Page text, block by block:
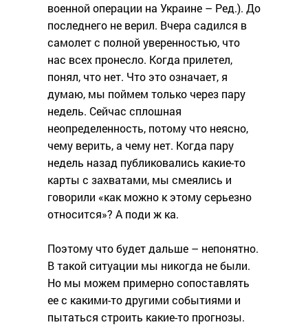
военной операции на Украине – Ред.). До
последнего не верил. Вчера садился в
самолет с полной уверенностью, что
нас всех пронесло. Когда прилетел,
понял, что нет. Что это означает, я
думаю, мы поймем только через пару
недель. Сейчас сплошная
неопределенность, потому что неясно,
чему верить, а чему нет. Когда пару
недель назад публиковались какие-то
карты с захватами, мы смеялись и
говорили «как можно к этому серьезно
относится»? А поди ж ка.
Поэтому что будет дальше – непонятно.
В такой ситуации мы никогда не были.
Но мы можем примерно сопоставлять
ее с какими-то другими событиями и
пытаться строить какие-то прогнозы.